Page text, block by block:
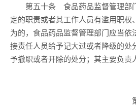
第五十条 食品药品监督管理部
定的职责或者其工作人员有滥用职权
为的，食品药品监督管理部门应当依
接责任人员给予记大过或者降级的处
予撤职或者开除的处分；其主要负责
第六章